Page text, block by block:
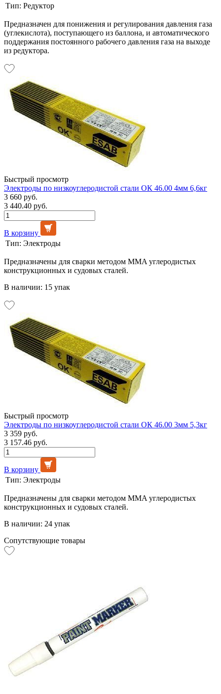
Тип: Редуктор
Предназначен для понижения и регулирования давления газа
(углекислота), поступающего из баллона, и автоматического
поддержания постоянного рабочего давления газа на выходе
из редуктора.
Быстрый просмотр
Электроды по низкоуглеродистой стали ОК 46.00 4мм 6,6кг
3 660 руб.
3 440.40 руб.
В корзину
Тип: Электроды
Предназначены для сварки методом MMA углеродистых
конструкционных и судовых сталей.
В наличии: 15 упак
Быстрый просмотр
Электроды по низкоуглеродистой стали ОК 46.00 3мм 5,3кг
3 359 руб.
3 157.46 руб.
В корзину
Тип: Электроды
Предназначены для сварки методом MMA углеродистых
конструкционных и судовых сталей.
В наличии: 24 упак
Сопутствующие товары